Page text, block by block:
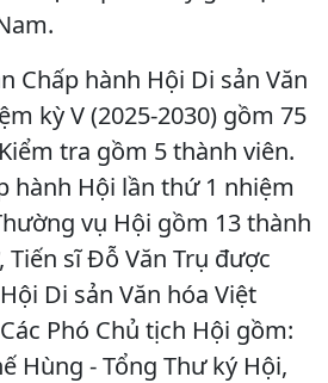
Chấp hành Hội Di sản Văn
kỳ V (2025-2030) gồm 75
tra gồm 5 thành viên.
hành Hội lần thứ 1 nhiệm
vụ Hội gồm 13 thành
Tiến sĩ Đỗ Văn Trụ được
Di sản Văn hóa Việt
Phó Chủ tịch Hội gồm:
Hùng - Tổng Thư ký Hội,